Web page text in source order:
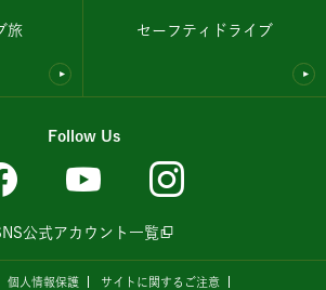
旅 セーフティドライブ
Follow Us
公式アカウント一覧
個人情報保護 サイトに関するご注意